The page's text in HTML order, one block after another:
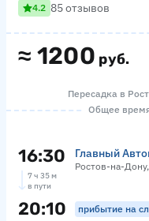
≈ 1200 руб.
4.2 85 отзывов
Пересадка в
Общее
16:30 Главный
Ростов-на-
7 ч 35 м
в пути
20:10 прибытие на